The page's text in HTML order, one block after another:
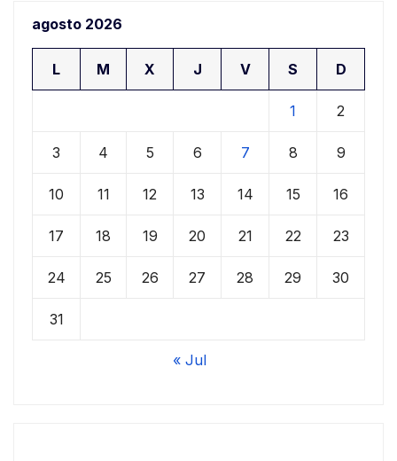
agosto 2026
L M X J V S D
1 2
3 4 5 6 7 8 9
10 11 12 13 14 15 16
17 18 19 20 21 22 23
24 25 26 27 28 29 30
31
« Jul